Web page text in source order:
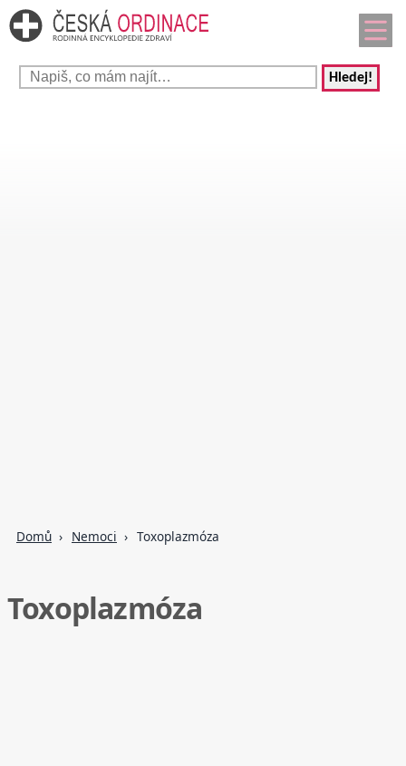
Hledej!
Domů Nemoci Toxoplazmóza
Toxoplazmóza